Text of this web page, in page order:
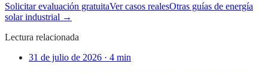
Solicitar evaluación gratuitaVer casos realesOtras guías de energía
solar industrial →
Lectura relacionada
31 de julio de 2026 · 4 min